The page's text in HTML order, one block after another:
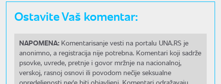
Ostavite Vaš komentar:
NAPOMENA: Komentarisanje vesti na portalu UNA.RS je
anonimno, a registracija nije potrebna. Komentari koji sadrže
psovke, uvrede, pretnje i govor mržnje na nacionalnoj,
verskoj, rasnoj osnovi ili povodom nečije seksualne